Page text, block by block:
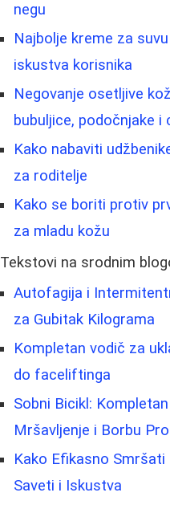
negu
Najbolje kreme za
iskustva korisnika
Negovanje osetljive
bubuljice, podočnjake i
Kako nabaviti
za roditelje
Kako se boriti protiv
za mladu kožu
Tekstovi na srodnim
Autofagija i
za Gubitak Kilograma
Kompletan vodič za
do faceliftinga
Sobni Bicikl:
Mršavljenje i Borbu
Kako Efikasno
Saveti i Iskustva